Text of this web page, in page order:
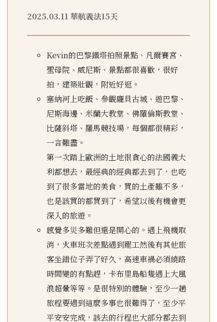
2025.03.11 華航義法15天
Kevin的巴黎鐵塔拍照景點、凡爾賽宮、
聖母院、威尼斯、景點都很喜歡，很好
拍，建築壯觀，附近好逛。
塞納河上吃飯、參觀龐貝古城、遊巴黎、
尼斯海邊、米蘭大教堂、佛羅倫斯教堂、
比薩斜塔、羅馬競技場，每個都很精彩，
一言難盡。
第一次踏上歐洲的土地很貪心的法國義大
利都想去，最經典的經典都去到了，也吃
到了很多當地的美食，買的土產雖不多，
也是該買的都買到了，希望以後有機會更
深入的旅遊。
感覺多災多難但還是開心的。遇上飛機取
消，火車班次差點遇到罷工然後有其他旅
客坐錯位子弄了好久，高速車禍必須繞路
時間變的有點趕，卡布里島船隻遇上大風
浪超暈等等。是很特別的體驗，至少一趟
旅程要遇到這麼多事也很難得了，至少平
平安安完成，該去的行程也大部分都去到